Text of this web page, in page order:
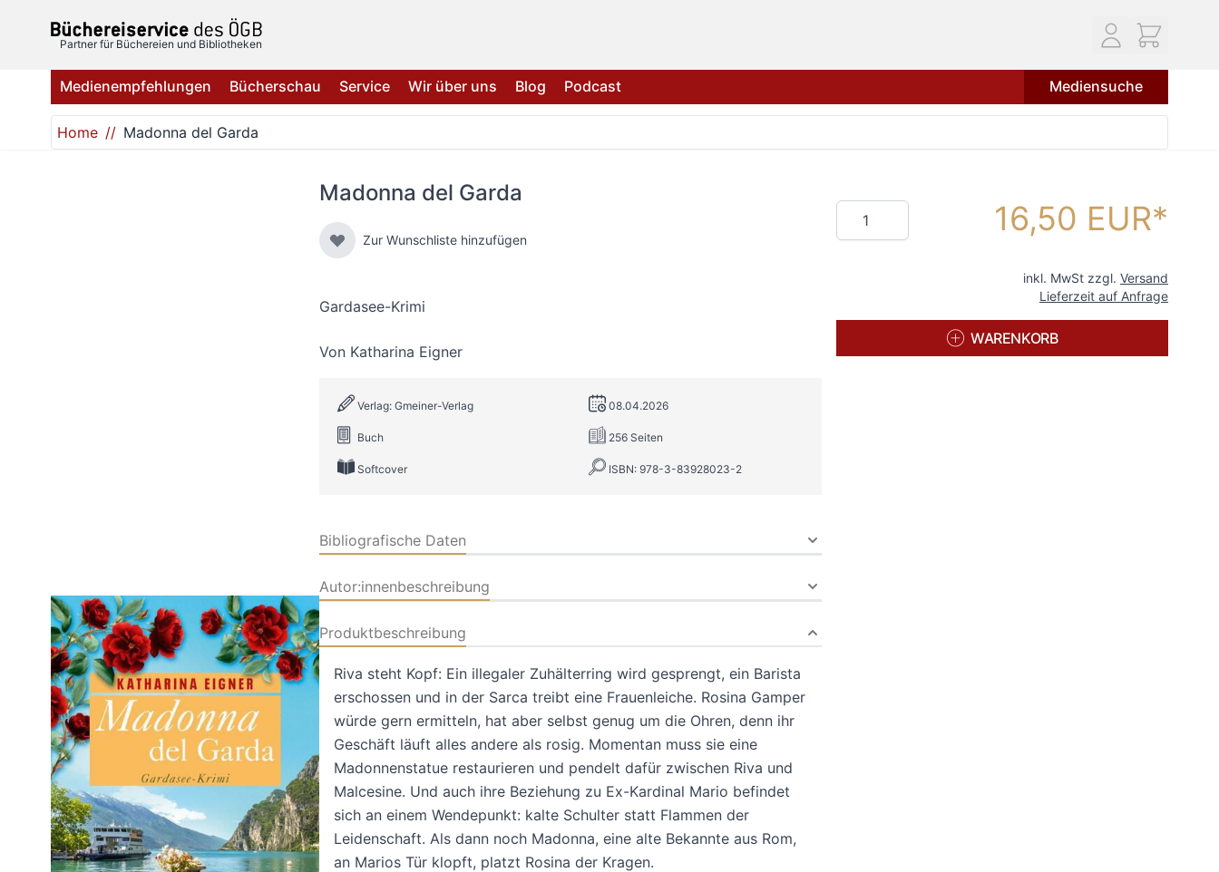
Partner für Büchereien und Bibliotheken
Medienempfehlungen Bücherschau Service Wir über uns Blog Podcast Mediensuche
Home Madonna del Garda
Madonna del Garda
Zur Wunschliste hinzufügen
Gardasee-Krimi
Von Katharina Eigner
Verlag: Gmeiner-Verlag 08.04.2026
Buch 256 Seiten
Softcover ISBN: 978-3-83928023-2
Bibliografische Daten
Autor:innenbeschreibung
Produktbeschreibung
Riva steht Kopf: Ein illegaler Zuhälterring wird gesprengt, ein Barista
erschossen und in der Sarca treibt eine Frauenleiche. Rosina Gamper
würde gern ermitteln, hat aber selbst genug um die Ohren, denn ihr
Geschäft läuft alles andere als rosig. Momentan muss sie eine
Madonnenstatue restaurieren und pendelt dafür zwischen Riva und
Malcesine. Und auch ihre Beziehung zu Ex-Kardinal Mario befindet
sich an einem Wendepunkt: kalte Schulter statt Flammen der
Leidenschaft. Als dann noch Madonna, eine alte Bekannte aus Rom,
an Marios Tür klopft, platzt Rosina der Kragen.
Menge 16,50 EUR
inkl. MwSt zzgl. Versand
Lieferzeit auf Anfrage
WARENKORB